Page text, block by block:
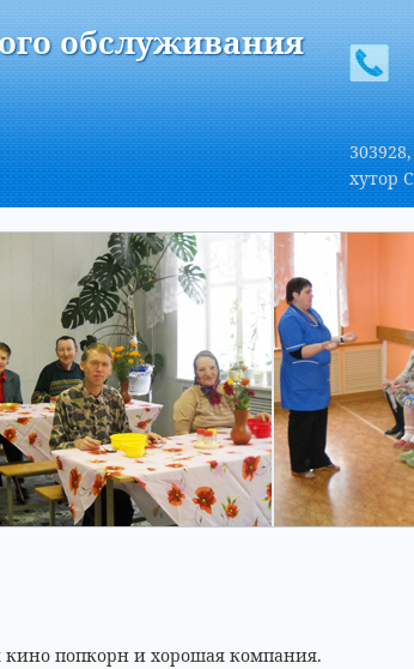
обслуживания
хутор
кино попкорн и хорошая компания.